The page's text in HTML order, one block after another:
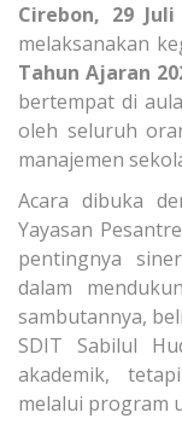
Cirebon, 29 Juli
melaksanakan
Tahun Ajaran
bertempat di
oleh seluruh
manajemen
Acara dibuka
Yayasan
pentingnya
dalam
sambutannya,
SDIT Sabilul
akademik,
melalui program